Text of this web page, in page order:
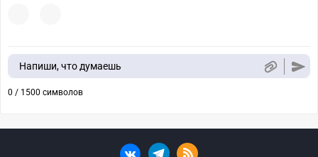
Напиши, что думаешь
0 / 1500 символов